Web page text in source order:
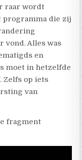
raar wordt
programma die zij
vond. Alles was
en
moet in hetzelfde
Zelfs op iets
van
fragment